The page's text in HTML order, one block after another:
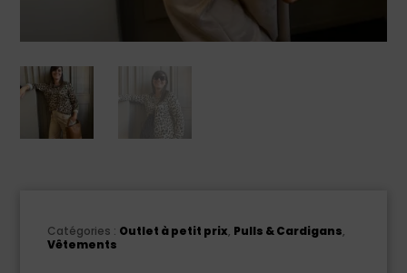
Catégories : Outlet à petit prix, Pulls & Cardigans,
Vêtements